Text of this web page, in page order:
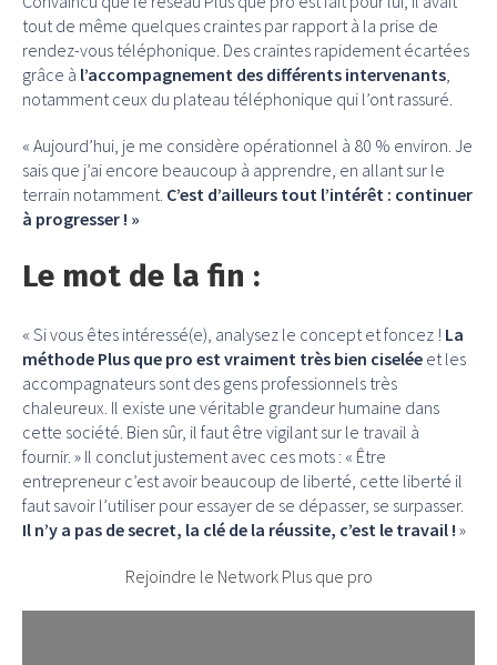
tout de même quelques craintes par rapport à la prise de
rendez-vous téléphonique. Des craintes rapidement écartées
grâce à l’accompagnement des différents intervenants
notamment ceux du plateau téléphonique qui l’ont rassuré.
« Aujourd’hui, je me considère opérationnel à 80 % environ. Je
sais que j’ai encore beaucoup à apprendre, en allant sur le
terrain notamment. C’est d’ailleurs tout l’intérêt : continuer
à progresser ! »
Le mot de la fin :
« Si vous êtes intéressé(e), analysez le concept et foncez ! La
méthode Plus que pro est vraiment très bien ciselée et les
accompagnateurs sont des gens professionnels très
chaleureux. Il existe une véritable grandeur humaine dans
cette société. Bien sûr, il faut être vigilant sur le travail à
fournir. » Il conclut justement avec ces mots : « Être
entrepreneur c’est avoir beaucoup de liberté, cette liberté il
faut savoir l’utiliser pour essayer de se dépasser, se surpasser.
Il n’y a pas de secret, la clé de la réussite, c’est le travail ! »
Rejoindre le Network Plus que pro